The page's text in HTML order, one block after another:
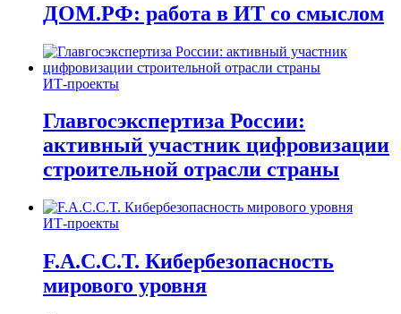
ДОМ.РФ: работа в ИТ со смыслом
ИТ-проекты
Главгосэкспертиза России:
активный участник цифровизации
строительной отрасли страны
ИТ-проекты
F.A.C.C.T. Кибербезопасность
мирового уровня